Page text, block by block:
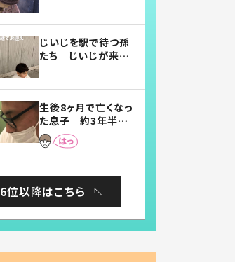
じいじを駅で待つ孫
たち じいじが来た
まらない」「幸せにな
れる」
生後8ヶ月で亡くなっ
た息子 約3年半
後、当時の妻の日記
に書いてあった本音
6位以降はこちら